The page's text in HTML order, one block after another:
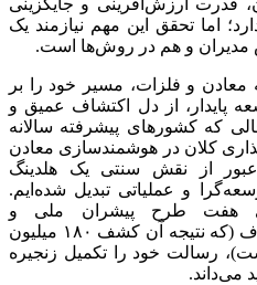
قدرت ارزش‌آفرینی و جایگزینی
اما تحقق این مهم نیازمند یک
مدیران و هم در روش‌ها است.
و فلزات، مسیر خود را بر
پایدار، از دل اکتشاف عمیق و
که کشورهای پیشرفته سالانه
کلان در هوشمندسازی معادن
عبور از نقش سنتی یک هلدینگ
و عملیاتی تبدیل شده‌ایم.
هفت طرح پیشران ملی و
سرمایه‌گذاری گسترده در اکتشاف (که نتیجه آن کشف ۱۸۰ میلیون
رسالت خود را تکمیل زنجیره
می‌داند.